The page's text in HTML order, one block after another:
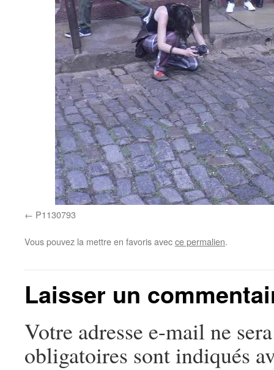
P1130793
Vous pouvez la mettre en favoris avecce permalien.
Laisser un
Votre adresse e-mail ne
obligatoires sont indiqués